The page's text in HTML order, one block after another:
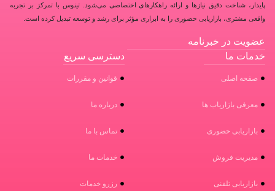
پایدار، شناخت دقیق نیازها و ارائه راهکارهای اختصاصی می‌شود. تینوس با تمرکز بر تجربه
واقعی مشتری، بازاریابی حضوری را به ابزاری مؤثر برای رشد و توسعه تبدیل کرده است.
عضویت در خبرنامه
خدمات ما
صفحه اصلی
معرفی بازاریاب ها
بازاریابی حضوری
مدیریت فروش
بازاریابی تلفنی
دسترسی سریع
قوانین و مقررات
درباره ما
تماس با ما
خدمات ما
رزرو خدمات